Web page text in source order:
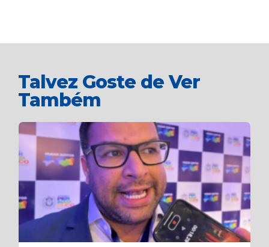
Talvez Goste de Ver
Também